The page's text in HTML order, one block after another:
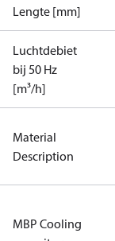
Lengte [mm]
Luchtdebiet
bij 50 Hz
[m³/h]
Material
Description
MBP Cooling